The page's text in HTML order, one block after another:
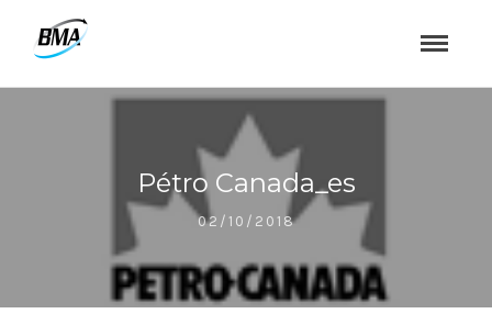
Pétro Canada_es
02/10/2018